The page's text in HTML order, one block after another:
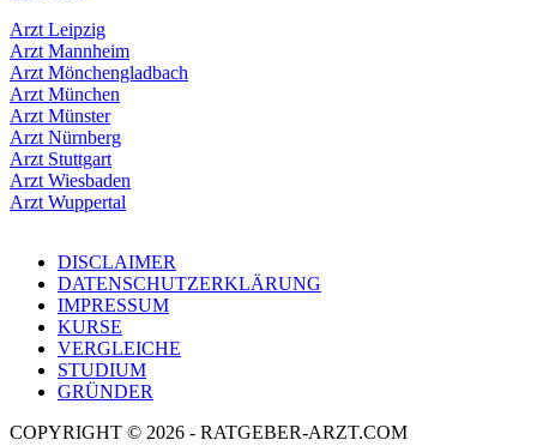
Arzt Leipzig
Arzt Mannheim
Arzt Mönchengladbach
Arzt München
Arzt Münster
Arzt Nürnberg
Arzt Stuttgart
Arzt Wiesbaden
Arzt Wuppertal
DISCLAIMER
DATENSCHUTZERKLÄRUNG
IMPRESSUM
KURSE
VERGLEICHE
STUDIUM
GRÜNDER
COPYRIGHT © 2026 - RATGEBER-ARZT.COM